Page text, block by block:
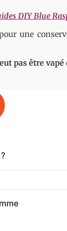
DIY Blue
une
pas être